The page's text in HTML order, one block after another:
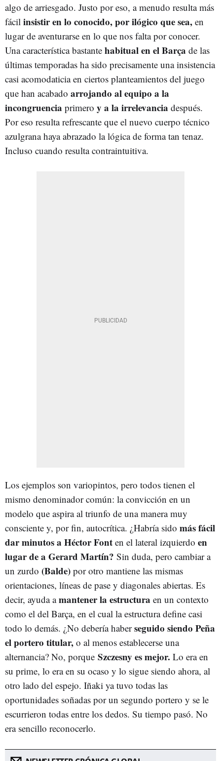
algo de arriesgado. Justo por eso, a menudo resulta más
fácil insistir en lo conocido,por ilógico que sea, en
lugar de aventurarse en lo que nos falta por conocer.
Una característica bastante habitual en el Barça de las
últimas temporadas ha sido precisamente una insistencia
casi acomodaticia en ciertos planteamientos del juego
que han acabado arrojando al equipo a la
incongruencia primero y a la irrelevancia después.
Por eso resulta refrescante que el nuevo cuerpo técnico
azulgrana haya abrazado la lógica de forma tan tenaz.
Incluso cuando resulta contraintuitiva.
Los ejemplos son variopintos, pero todos tienen el
mismo denominador común: la convicción en un
modelo que aspira al triunfo de una manera muy
consciente y, por fin, autocrítica. ¿Habría sido más fácil
dar minutos a Héctor Font en el lateral izquierdo en
lugar de a Gerard Martín? Sin duda, pero cambiar a
un zurdo (Balde) por otro mantiene las mismas
orientaciones, líneas de pase y diagonales abiertas. Es
decir, ayuda amantener la estructura en un contexto
como el del Barça, en el cual la estructura define casi
todo lo demás. ¿No debería haberseguido siendo Peña
el portero titular, o al menos establecerse una
alternancia? No, porque Szczesny es mejor. Lo era en
su prime, lo era en su ocaso y lo sigue siendo ahora, al
otro lado del espejo. Iñaki ya tuvo todas las
oportunidades soñadas por un segundo portero y se le
escurrieron todas entre los dedos. Su tiempo pasó. No
era sencillo reconocerlo.